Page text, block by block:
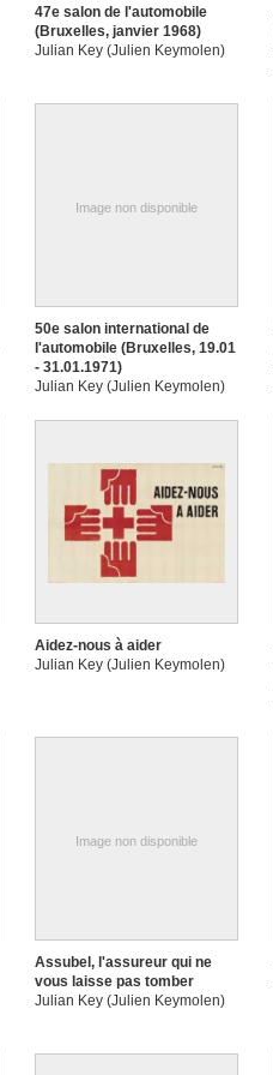
47e salon de l'automobile
(Bruxelles, janvier 1968)
Julian Key (Julien Keymolen)
Image non disponible
50e salon international de
l'automobile (Bruxelles, 19.01
- 31.01.1971)
Julian Key (Julien Keymolen)
Aidez-nous à aider
Julian Key (Julien Keymolen)
Image non disponible
Assubel, l'assureur qui ne
vous laisse pas tomber
Julian Key (Julien Keymolen)